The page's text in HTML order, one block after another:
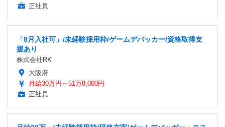
正社員
「8月入社可」/未経験採用枠/ゲームデバッカー/資格取得支
援あり
株式会社RK
大阪府
月給30万円～51万8,000円
正社員